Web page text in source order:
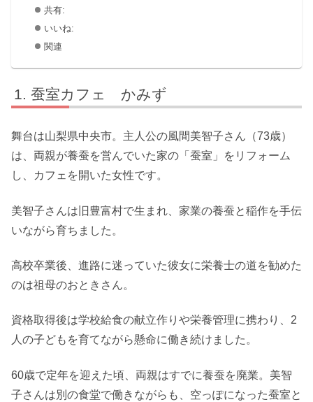
共有:
いいね:
関連
蚕室カフェ かみず
舞台は山梨県中央市。主人公の風間美智子さん（73歳）
は、両親が養蚕を営んでいた家の「蚕室」をリフォーム
し、カフェを開いた女性です。
美智子さんは旧豊富村で生まれ、家業の養蚕と稲作を手伝
いながら育ちました。
高校卒業後、進路に迷っていた彼女に栄養士の道を勧めた
のは祖母のおときさん。
資格取得後は学校給食の献立作りや栄養管理に携わり、2
人の子どもを育てながら懸命に働き続けました。
60歳で定年を迎えた頃、両親はすでに養蚕を廃業。美智
子さんは別の食堂で働きながらも、空っぽになった蚕室と